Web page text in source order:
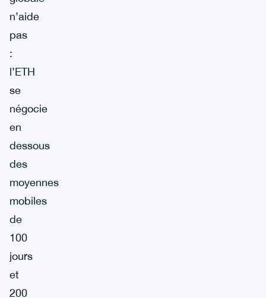
n’aide
pas
:
l’ETH
se
négocie
en
dessous
des
moyennes
mobiles
de
100
jours
et
200